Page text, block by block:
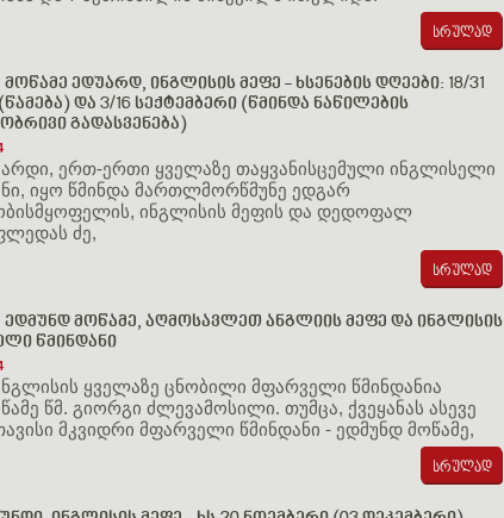
მოწამე ედუარდ, ინგლისის მეფე - ხსენების დღეები: 18/31
და 3/16 სექტემბერი (წმინდა ნაწილების
გადასვენება)
ერთ-ერთი ყველაზე თაყვანისცემული ინგლისელი
იყო წმინდა მართლმორწმუნე ედგარ
ინგლისის მეფის და დედოფალ
ძე,
ედმუნდ მოწამე, აღმოსავლეთ ანგლიის მეფე და ინგლისის
წმინდანი
ყველაზე ცნობილი მფარველი წმინდანია
წმ. გიორგი ძლევამოსილი. თუმცა, ქვეყანას ასევე
მკვიდრი მფარველი წმინდანი - ედმუნდ მოწამე,